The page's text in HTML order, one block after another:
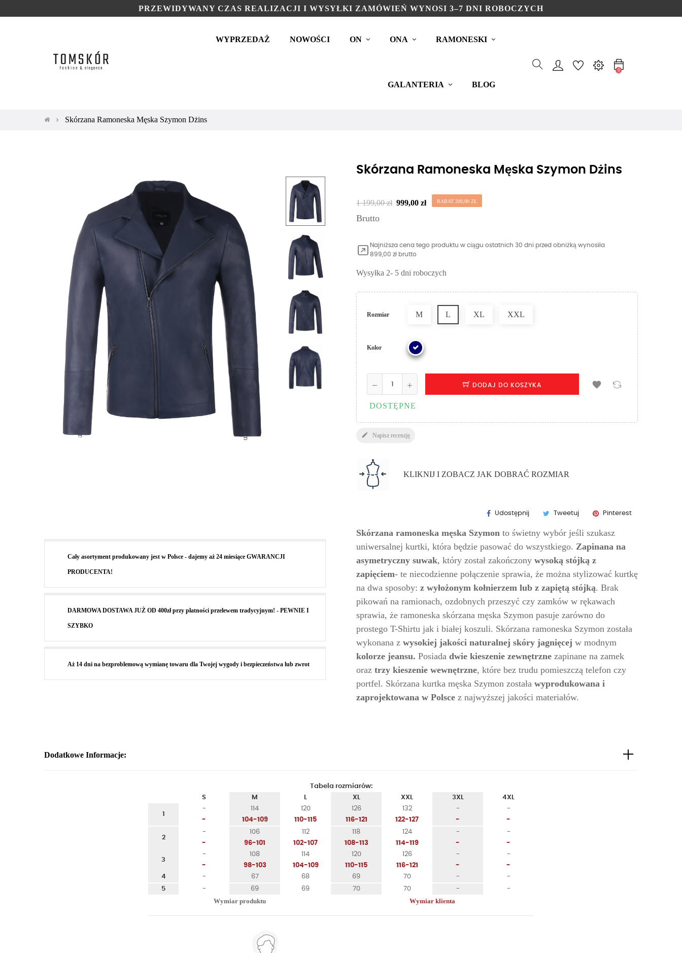
PRZEWIDYWANY CZAS REALIZACJI I WYSYŁKI ZAMÓWIEŃ WYNOSI 3–7 DNI ROBOCZYCH
WYPRZEDAŻ NOWOŚCI ON ONA RAMONESKI
GALANTERIA BLOG
0
Skórzana Ramoneska Męska Szymon Dżins
Skórzana Ramoneska Męska Szymon Dżins
1 199,00 zł 999,00 zł RABAT 200,00 ZŁ
Brutto
Najniższa cena tego produktu w ciągu ostatnich 30 dni przed obniżką wynosiła
899,00 zł brutto
Wysyłka 2- 5 dni roboczych
Rozmiar M L XL XXL
Kolor
DODAJ DO KOSZYKA 
DOSTĘPNE
 Napisz recenzję
KLIKNIJ I ZOBACZ JAK DOBRAĆ ROZMIAR
Udostępnij Tweetuj Pinterest
Cały asortyment produkowany jest w Polsce - dajemy aż 24 miesiące GWARANCJI
PRODUCENTA!
DARMOWA DOSTAWA JUŻ OD 400zł przy płatności przelewem tradycyjnym! - PEWNIE I
SZYBKO
Aż 14 dni na bezproblemową wymianę towaru dla Twojej wygody i bezpieczeństwa lub zwrot
Skórzana ramoneska męska Szymon to świetny wybór jeśli szukasz
uniwersalnej kurtki, która będzie pasować do wszystkiego. Zapinana na
asymetryczny suwak, który został zakończony wysoką stójką z
zapięciem- te niecodzienne połączenie sprawia, że można stylizować kurtkę
na dwa sposoby: z wyłożonym kołnierzem lub z zapiętą stójką. Brak
pikowań na ramionach, ozdobnych przeszyć czy zamków w rękawach
sprawia, że ramoneska skórzana męska Szymon pasuje zarówno do
prostego T-Shirtu jak i białej koszuli. Skórzana ramoneska Szymon została
wykonana z wysokiej jakości naturalnej skóry jagnięcej w modnym
kolorze jeansu. Posiada dwie kieszenie zewnętrzne zapinane na zamek
oraz trzy kieszenie wewnętrzne, które bez trudu pomieszczą telefon czy
portfel. Skórzana kurtka męska Szymon została wyprodukowana i
zaprojektowana w Polsce z najwyższej jakości materiałów.
Dodatkowe Informacje:
Tabela rozmiarów:
S
M L XL XXL 3XL 4XL
1
- 114 120 126 132 -
-
-
104-109 110-115 116-121 122-127 - -
2
- 106 112 118 124 -
-
-
96-101 102-107 108-113 114-119 - -
3
- 108 114 120 126 -
-
-
98-103 104-109 110-115 116-121 -
-
4
- 67 68 69 70 -
-
5
- 69 69 70 70 - -
Wymiar produktu Wymiar klienta